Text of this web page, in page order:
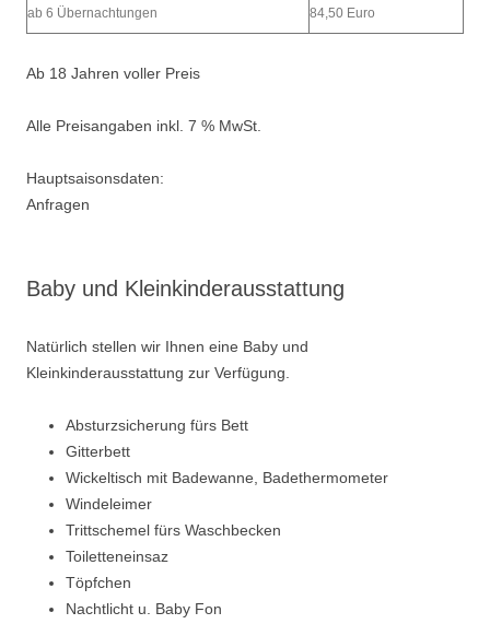
ab 6 Übernachtungen 84,50 Euro
Ab 18 Jahren voller Preis
Alle Preisangaben inkl. 7 % MwSt.
Hauptsaisonsdaten:
Anfragen
Baby und Kleinkinderausstattung
Natürlich stellen wir Ihnen eine Baby und
Kleinkinderausstattung zur Verfügung.
Absturzsicherung fürs Bett
Gitterbett
Wickeltisch mit Badewanne, Badethermometer
Windeleimer
Trittschemel fürs Waschbecken
Toiletteneinsaz
Töpfchen
Nachtlicht u. Baby Fon